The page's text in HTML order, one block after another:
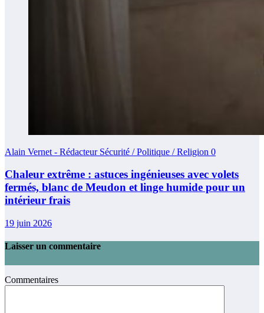
Alain Vernet - Rédacteur Sécurité / Politique / Religion 0
Chaleur extrême : astuces ingénieuses avec volets
fermés, blanc de Meudon et linge humide pour un
intérieur frais
19 juin 2026
Laisser un commentaire
Commentaires